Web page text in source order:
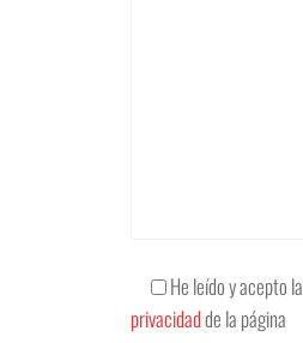
He leído y acepto la
privacidadde la página